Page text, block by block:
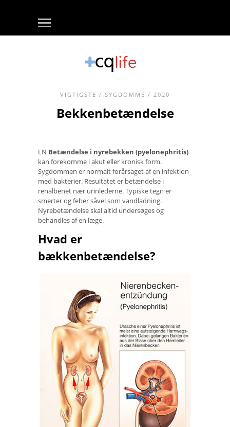
VIGTIGSTE / SYGDOMME / 2020
Bekkenbetændelse
EN Betændelse i nyrebekken (pyelonephritis)
kan forekomme i akut eller kronisk form.
Sygdommen er normalt forårsaget af en infektion
med bakterier. Resultatet er betændelse i
renalbenet nær urinlederne. Typiske tegn er
smerter og feber såvel som vandladning.
Nyrebetændelse skal altid undersøges og
behandles af en læge.
Hvad er
bækkenbetændelse?